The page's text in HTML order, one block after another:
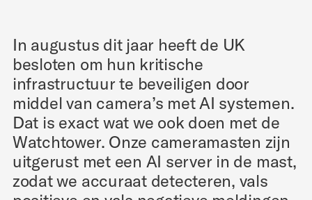
In augustus dit jaar heeft de UK
besloten om hun kritische
infrastructuur te beveiligen door
middel van camera’s met AI systemen.
Dat is exact wat we ook doen met de
Watchtower. Onze cameramasten zijn
uitgerust met een AI server in de mast,
zodat we accuraat detecteren, vals